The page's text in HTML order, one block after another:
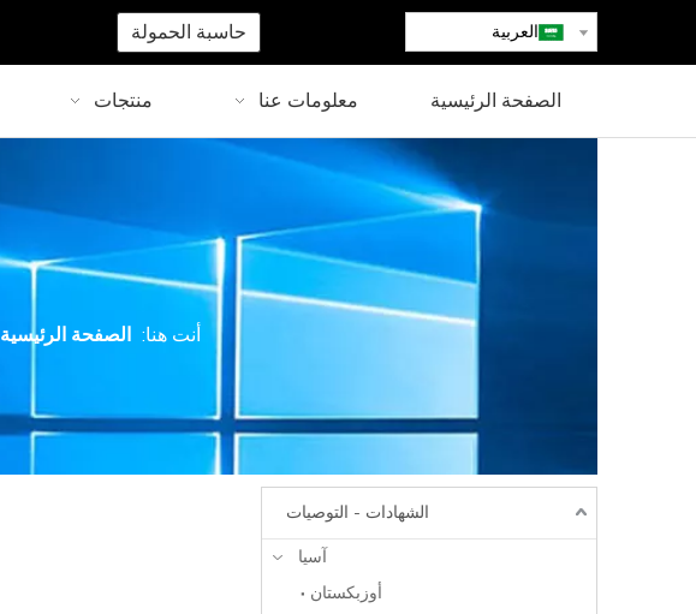
حاسبة الحمولة العربية
الصفحة الرئيسية معلومات عنا منتجات
أنت هنا: الصفحة الرئيسية
الشهادات - التوصيات
آسيا
أوزبكستان